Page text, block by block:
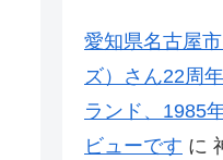
愛知県名古屋
ズ）さん22周
ランド、1985
ビューです に